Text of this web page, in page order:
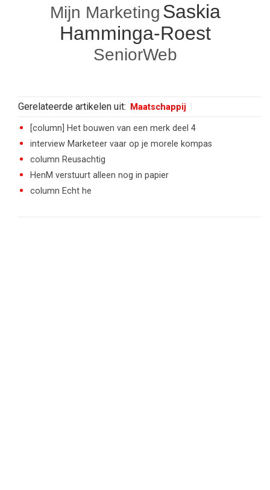
Mijn Marketing Saskia
Hamminga-Roest
SeniorWeb
Gerelateerde artikelen uit: Maatschappij
[column] Het bouwen van een merk deel 4
interview Marketeer vaar op je morele kompas
column Reusachtig
HenM verstuurt alleen nog in papier
column Echt he